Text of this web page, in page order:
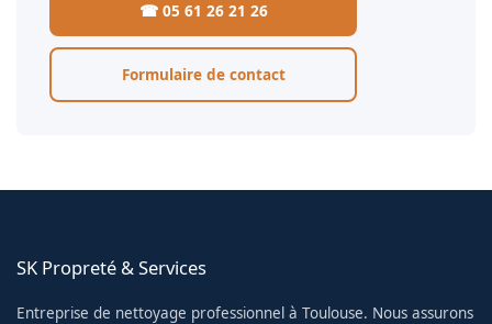
☎ 05 61 26 21 26
Formulaire de contact
SK Propreté & Services
Entreprise de nettoyage professionnel à Toulouse. Nous assurons